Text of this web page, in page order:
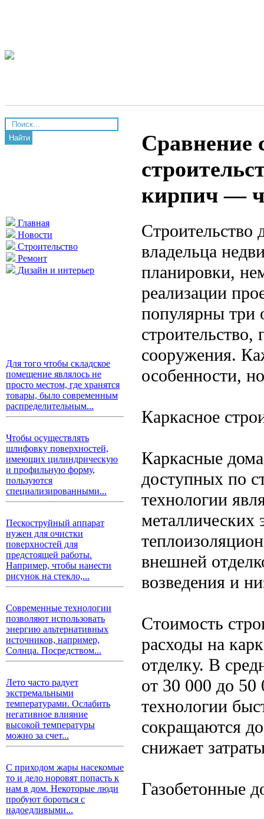
Найти
Главная
Новости
Строительство
Ремонт
Дизайн и интерьер
Для того чтобы складское
помещение являлось не
просто местом, где хранятся
товары, было современным
распределительным...
Чтобы осуществлять
шлифовку поверхностей,
имеющих цилиндрическую
и профильную форму,
пользуются
специализированными...
Пескоструйный аппарат
нужен для очистки
поверхностей для
предстоящей работы.
Например, чтобы нанести
рисунок на стекло,...
Современные технологии
позволяют использовать
энергию альтернативных
источников, например,
Солнца. Посредством...
Лето часто радует
экстремальными
температурами. Ослабить
негативное влияние
высокой температуры
можно за счет...
С приходом жары насекомые
то и дело норовят попасть к
нам в дом. Некоторые люди
пробуют бороться с
надоедливыми...
Сравнение
кирпич —
владельца
планировки,
реализации
популярны три
сооружения.
особенности,
Каркасное
Каркасные
доступных по
технологии
металлических
внешней
возведения и
Стоимость
расходы на
отделку. В
от 30 000 до 50
технологии
сокращаются
снижает
Газобетонные